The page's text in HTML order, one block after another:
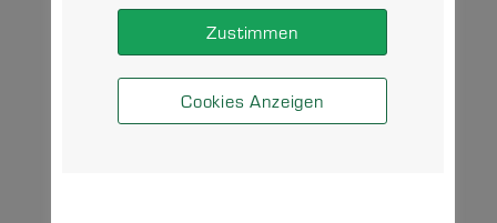
Cookies Anzeigen
Zustimmen